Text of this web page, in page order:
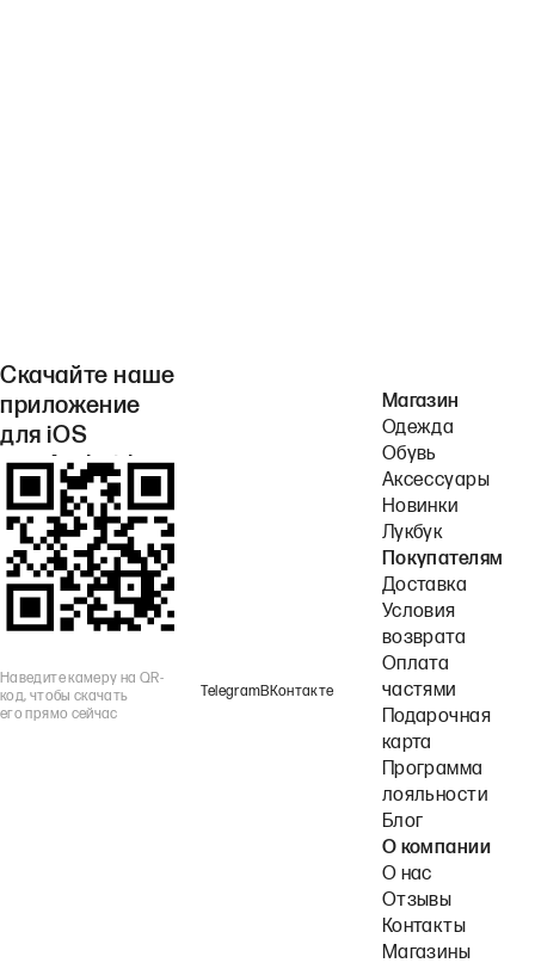
Скачайте наше
приложение
для iOS
или Android.
Наведите камеру на QR-
код, чтобы скачать
его прямо сейчас
TelegramВКонтакте
Магазин
Одежда
Обувь
Аксессуары
Новинки
Лукбук
Покупателям
Доставка
Условия
возврата
Оплата
частями
Подарочная
карта
Программа
лояльности
Блог
О компании
О нас
Отзывы
Контакты
Магазины